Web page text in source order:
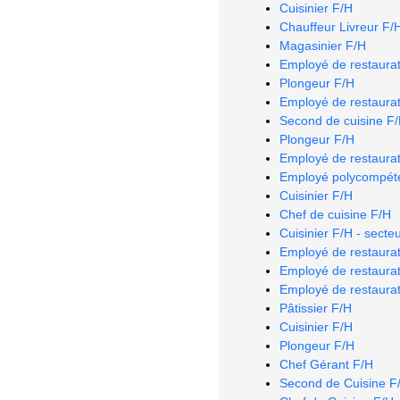
Cuisinier F/H
Chauffeur Livreur F/
Magasinier F/H
Employé de
Plongeur F/H
Employé de
Second de cuisine
Plongeur F/H
Employé de
Employé
Cuisinier F/H
Chef de cuisine F/H
Cuisinier F/H -
Employé de
Employé de
Employé de
Pâtissier F/H
Cuisinier F/H
Plongeur F/H
Chef Gérant F/H
Second de Cuisine